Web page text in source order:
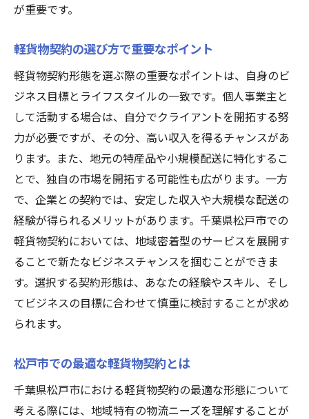
企業契約を結ぶ際の注意点
松戸市における配送業界の現状分析
地域特性を活かした軽貨物配送の戦略
将来的な市場動向とビジネスチャンス
松戸市の道路事情と配送効率
地域経済との連携による新たな可能性
軽貨物業界での競争力を高める方法
地域密着型配送で得られる軽貨物の新たなチャ
ンス
地域に根ざしたサービスの魅力
地域密着型配送がもたらすビジネス拡大
地域コミュニティとの連携強化
松戸市での成功事例を分析する
地域密着型軽貨物のマーケティング戦略
軽貨物業界で成功するための秘訣とは？
成功者の共通点とその秘訣
が重要です。
軽貨物契約の選び方で重要なポイント
軽貨物契約形態を選ぶ際の重要なポイントは、自身のビ
ジネス目標とライフスタイルの一致です。個人事業主と
して活動する場合は、自分でクライアントを開拓する努
力が必要ですが、その分、高い収入を得るチャンスがあ
ります。また、地元の特産品や小規模配送に特化するこ
とで、独自の市場を開拓する可能性も広がります。一方
で、企業との契約では、安定した収入や大規模な配送の
経験が得られるメリットがあります。千葉県松戸市での
軽貨物契約においては、地域密着型のサービスを展開す
ることで新たなビジネスチャンスを掴むことができま
す。選択する契約形態は、あなたの経験やスキル、そし
てビジネスの目標に合わせて慎重に検討することが求め
られます。
松戸市での最適な軽貨物契約とは
千葉県松戸市における軽貨物契約の最適な形態について
考える際には、地域特有の物流ニーズを理解することが